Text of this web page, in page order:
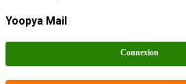
Yoopya Mail
Connexion